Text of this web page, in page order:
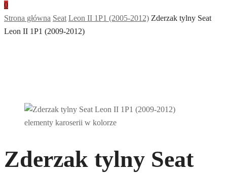
0
Strona główna Seat Leon II 1P1 (2005-2012) Zderzak tylny Seat
Leon II 1P1 (2009-2012)
Zderzak tylny Seat